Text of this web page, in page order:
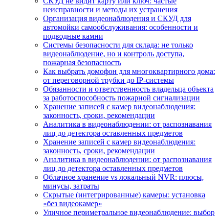
неисправности и методы их устранения
Организация видеонаблюдения и СКУД для
автомойки самообслуживания: особенности и
подводные камни
Системы безопасности для склада: не только
видеонаблюдение, но и контроль доступа,
пожарная безопасность
Как выбрать домофон для многоквартирного дома:
от переговорной трубки до IP-системы
Обязанности и ответственность владельца объекта
за работоспособность пожарной сигнализации
Хранение записей с камер видеонаблюдения:
законность, сроки, рекомендации
Аналитика в видеонаблюдении: от распознавания
лиц до детектора оставленных предметов
Хранение записей с камер видеонаблюдения:
законность, сроки, рекомендации
Аналитика в видеонаблюдении: от распознавания
лиц до детектора оставленных предметов
Облачное хранение vs локальный NVR: плюсы,
минусы, затраты
Скрытые (интегрированные) камеры: установка
«без видеокамер»
Уличное периметральное видеонаблюдение: выбор